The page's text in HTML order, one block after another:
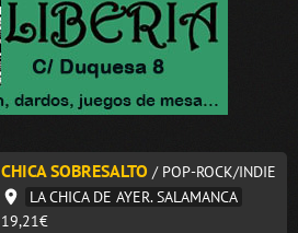
CHICA SOBRESALTO / POP-ROCK/INDIE
LA CHICA DE AYER. SALAMANCA
19,21€